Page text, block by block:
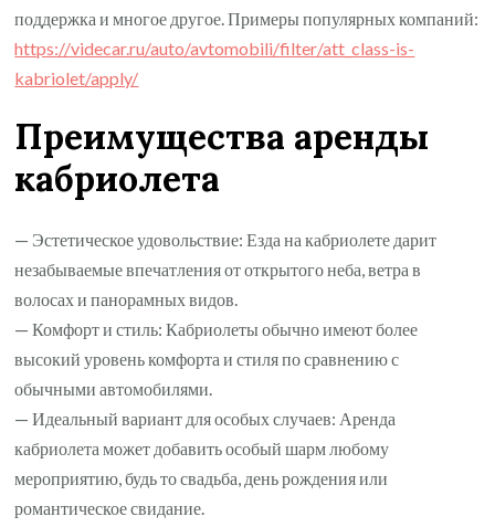
поддержка и многое другое. Примеры популярных компаний:
https://videcar.ru/auto/avtomobili/filter/att_class-is-
kabriolet/apply/
Преимущества аренды
кабриолета
— Эстетическое удовольствие: Езда на кабриолете дарит
незабываемые впечатления от открытого неба, ветра в
волосах и панорамных видов.
— Комфорт и стиль: Кабриолеты обычно имеют более
высокий уровень комфорта и стиля по сравнению с
обычными автомобилями.
— Идеальный вариант для особых случаев: Аренда
кабриолета может добавить особый шарм любому
мероприятию, будь то свадьба, день рождения или
романтическое свидание.